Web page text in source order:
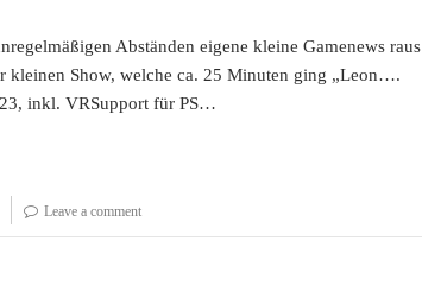
Abständen eigene kleine Gamenews raus
kleinen Show, welche ca. 25 Minuten ging „Leon….
inkl. VRSupport für PS…
Leave a comment